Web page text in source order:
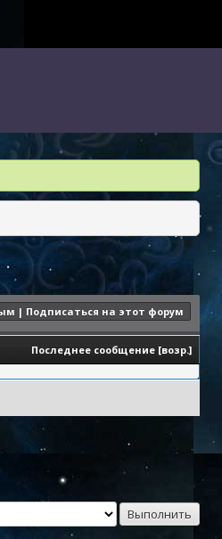
| Подписаться на этот форум
Последнее сообщение [возр.]